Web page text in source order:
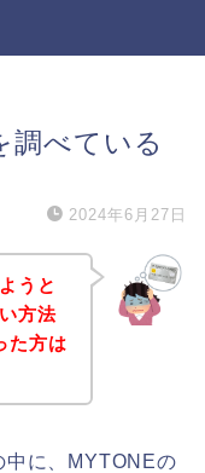
調べている
2024年6月27日
うと
方法
た方は
中に、MYTONEの